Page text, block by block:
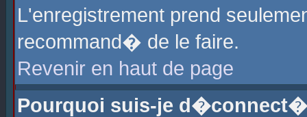
L'enregistrement prend
recommand� de le faire.
Revenir en haut de page
Pourquoi suis-je